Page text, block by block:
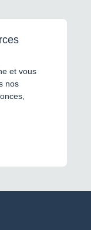
et vous
nos